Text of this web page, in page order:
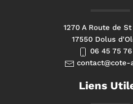
1270 A Route de
17550 Dolus
06 45 75
contact@cote-
Liens